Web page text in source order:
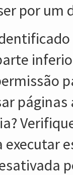
por um
executar